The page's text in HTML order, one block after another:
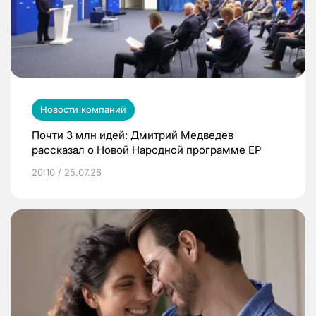
Новости компаний
Почти 3 млн идей: Дмитрий Медведев
рассказал о Новой Народной программе ЕР
20:10 / 25.07.26